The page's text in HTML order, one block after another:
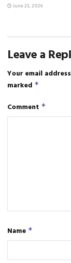
June 23, 2026
Leave a
Your email
marked *
Comment *
Name *